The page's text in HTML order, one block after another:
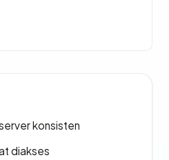
konsisten
diakses